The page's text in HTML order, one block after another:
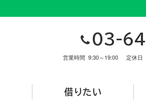
03-
営業時間 9:30～19:00 定休日
借りたい